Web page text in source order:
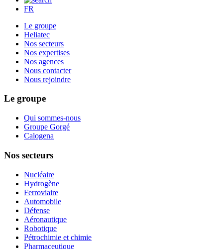
FR
Le groupe
Heliatec
Nos secteurs
Nos expertises
Nos agences
Nous contacter
Nous rejoindre
Le groupe
Qui sommes-nous
Groupe Gorgé
Calogena
Nos secteurs
Nucléaire
Hydrogène
Ferroviaire
Automobile
Défense
Aéronautique
Robotique
Pétrochimie et chimie
Pharmaceutique